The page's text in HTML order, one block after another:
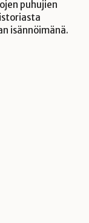
puhujien
isännöimänä.